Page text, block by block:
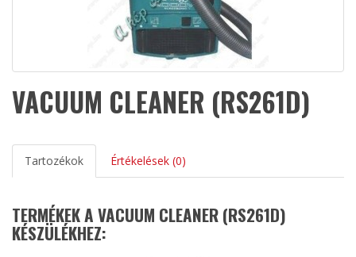
VACUUM CLEANER (RS261D)
Tartozékok Értékelések (0)
TERMÉKEK A VACUUM CLEANER (RS261D)
KÉSZÜLÉKHEZ: